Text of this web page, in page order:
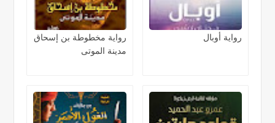
رواية أوبال
رواية مخطوطة بن إسحاق
مدينة الموتى